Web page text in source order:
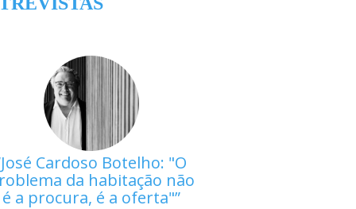
José Cardoso Botelho: "O
da habitação não
é a procura, é a oferta"